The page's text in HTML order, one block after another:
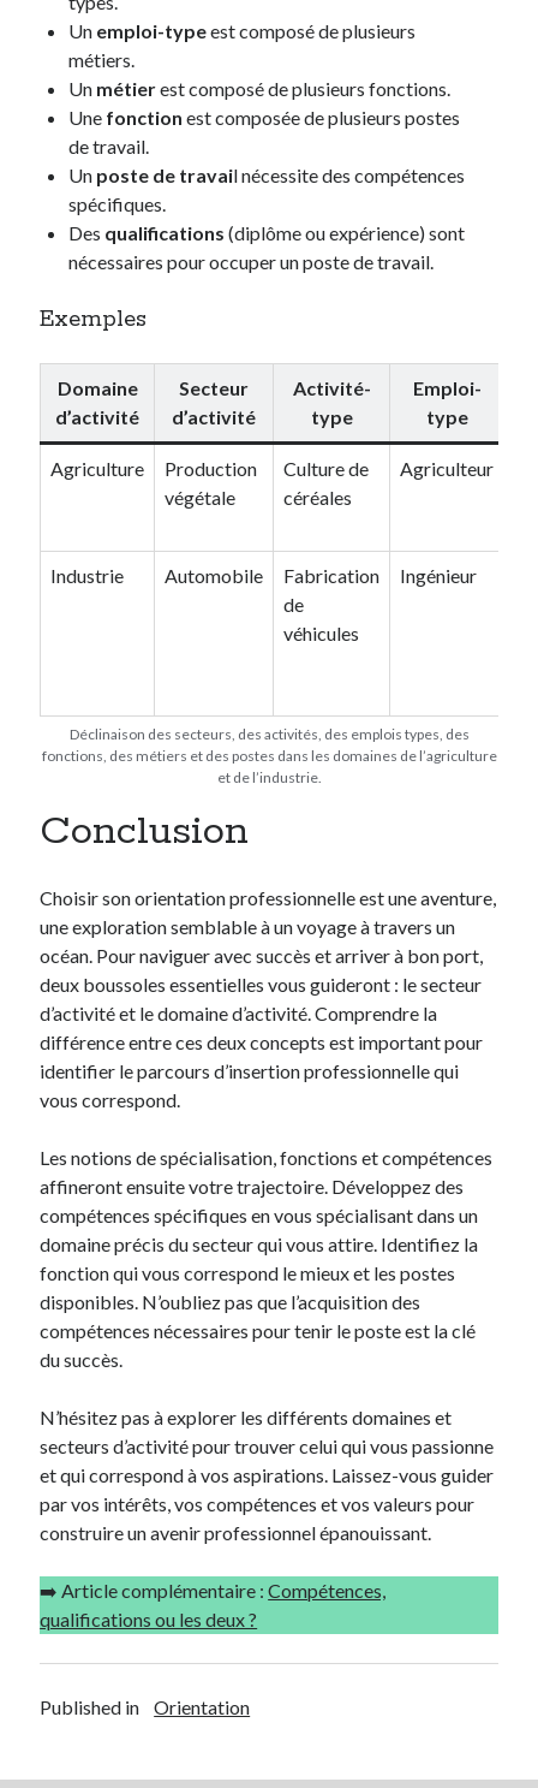
Un emploi-typeest composé de plusieurs
métiers.
Un métierest composé de plusieurs fonctions.
Une fonctionest composée de plusieurs postes
de travail.
Un poste de travail nécessite des compétences
spécifiques.
Des qualifications(diplôme ou expérience) sont
nécessaires pour occuper un poste de travail.
Exemples
Domaine
d’activité
Secteur
d’activité
Activité-
type
Emploi-
type
Agriculture
Production
végétale
Culture de
céréales
Agriculteur
Industrie Automobile
Fabrication
de
véhicules
Ingénieur
Déclinaison des secteurs, des activités, des emplois types, des
fonctions, des métiers et des postes dans les domaines de l’agriculture
et de l’industrie.
Conclusion
Choisir son orientation professionnelle est une aventure,
une exploration semblable à un voyage à travers un
océan. Pour naviguer avec succès et arriver à bon port,
deux boussoles essentielles vous guideront : le secteur
d’activité et le domaine d’activité. Comprendre la
différence entre ces deux concepts est important pour
identifier le parcours d’insertion professionnelle qui
vous correspond.
Les notions de spécialisation, fonctions et compétences
affineront ensuite votre trajectoire. Développez des
compétences spécifiques en vous spécialisant dans un
domaine précis du secteur qui vous attire. Identifiez la
fonction qui vous correspond le mieux et les postes
disponibles. N’oubliez pas que l’acquisition des
compétences nécessaires pour tenir le poste est la clé
du succès.
N’hésitez pas à explorer les différents domaines et
secteurs d’activité pour trouver celui qui vous passionne
et qui correspond à vos aspirations. Laissez-vous guider
par vos intérêts, vos compétences et vos valeurs pour
construire un avenir professionnel épanouissant.
➡️ Article complémentaire :Compétences,
qualifications ou les deux ?
Published in Orientation